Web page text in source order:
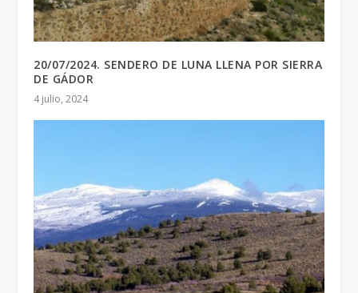
20/07/2024. SENDERO DE LUNA LLENA POR SIERRA
DE GÁDOR
4 julio, 2024